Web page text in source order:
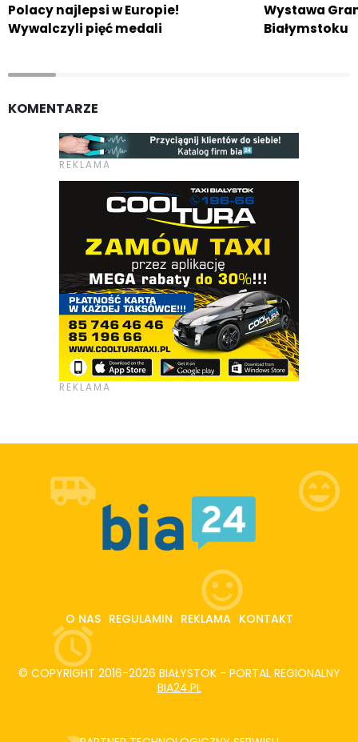
Polacy najlepsi w Europie!
Wywalczyli pięć medali
Wystawa
Białymstoku
KOMENTARZE
O NAS REGULAMIN REKLAMA KONTAKT
© COPYRIGHT 2016-2026 BIAŁYSTOK - PORTAL REGIONALNY
BIA24.PL